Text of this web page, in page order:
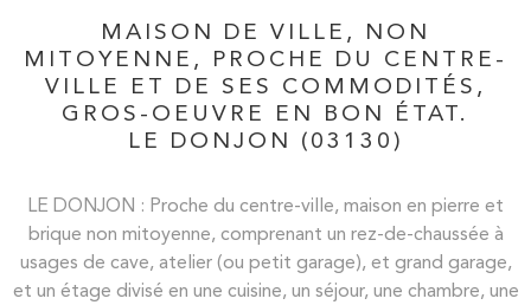
MAISON DE VILLE, NON
MITOYENNE, PROCHE DU CENTRE-
VILLE ET DE SES COMMODITÉS,
GROS-OEUVRE EN BON ÉTAT.
LE DONJON (03130)
LE DONJON : Proche du centre-ville, maison en pierre et
brique non mitoyenne, comprenant un rez-de-chaussée à
usages de cave, atelier (ou petit garage), et grand garage,
et un étage divisé en une cuisine, un séjour, une chambre, une